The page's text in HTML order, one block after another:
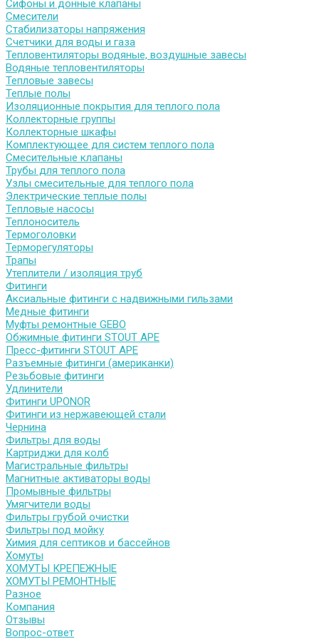
Сифоны и донные клапаны
Смесители
Стабилизаторы напряжения
Счетчики для воды и газа
Тепловентиляторы водяные, воздушные завесы
Водяные тепловентиляторы
Тепловые завесы
Теплые полы
Изоляционные покрытия для теплого пола
Коллекторные группы
Коллекторные шкафы
Комплектующее для систем теплого пола
Смесительные клапаны
Трубы для теплого пола
Узлы смесительные для теплого пола
Электрические теплые полы
Тепловые насосы
Теплоноситель
Термоголовки
Терморегуляторы
Трапы
Утеплители / изоляция труб
Фитинги
Аксиальные фитинги с надвижными гильзами
Медные фитинги
Муфты ремонтные GEBO
Обжимные фитинги STOUT APE
Пресс-фитинги STOUT APE
Разъемные фитинги (американки)
Резьбовые фитинги
Удлинители
Фитинги UPONOR
Фитинги из нержавеющей стали
Чернина
Фильтры для воды
Картриджи для колб
Магистральные фильтры
Магнитные активаторы воды
Промывные фильтры
Умягчители воды
Фильтры грубой очистки
Фильтры под мойку
Химия для септиков и бассейнов
Хомуты
ХОМУТЫ КРЕПЕЖНЫЕ
ХОМУТЫ РЕМОНТНЫЕ
Разное
Компания
Отзывы
Вопрос-ответ